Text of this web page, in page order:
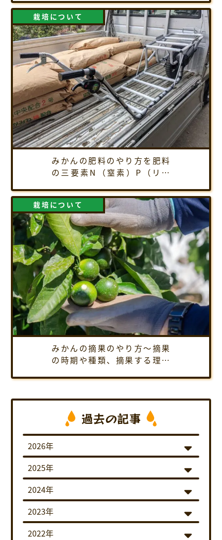
方を解説！
みかんの肥料のやり方を肥料
の三要素N（窒素）P（リン
説します。
栽培について
みかんの摘果のやり方～摘果
の時期や種類、摘果する理由
を紹介します
栽培について
過去の記事
2026年
2025年
2024年
2023年
2022年